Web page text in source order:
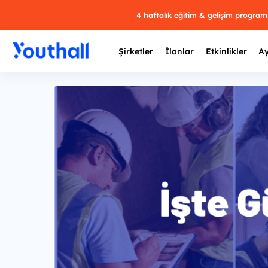
4 haftalık eğitim & gelişim
Şirketler İlanlar Etkinlikler